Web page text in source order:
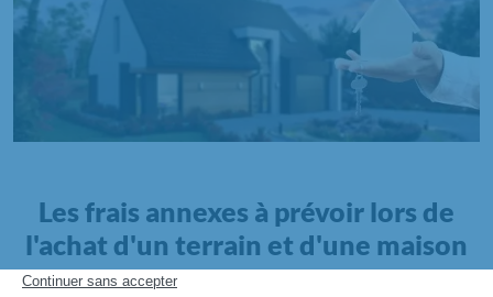
Les frais annexes à prévoir lors de
l'achat d'un terrain et d'une maison
Il faut également intégrer à votre budget, les